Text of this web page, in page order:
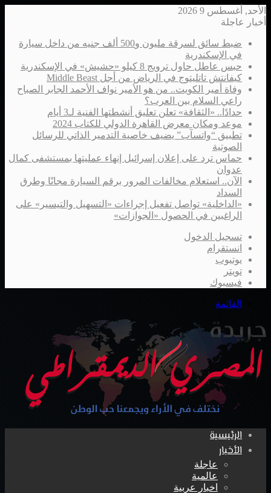
الأحد, أغسطس 9 2026
أخبار عاجلة
ضبط سائق لسرقة مليون و500 ألف جنيه من داخل سيارة
في الإسكندرية
حبس عاطل حاول ترويج 8 كيلو «حشيش» في الإسكندرية
كيفانتش تاتليتوج في الرياض من أجل Middle Beast
وفاة أمير الكويت.. من هو الأمير نواف الأحمد الجابر الصباح
راعي السلام بين العرب؟
حدادًا.. «الثقافة» تعلن تعليق أنشطتها الفنية لـ3 أيام
موعد ومكان معرض القاهرة الدولي للكتاب 2024
تطبيق “واتسآب” يضيف خاصية التدمير الذاتي للرسائل
الصوتية
حماس ترد على إعلان إسرائيل إنهاء عمليتها بمستشفى كمال
عدوان
الآن.. استعلام مخالفات المرور برقم السيارة مجانًا وطرق
السداد
«الداخلية» تواصل تفعيل إجراءات «التسهيل والتيسير» على
الراغبين في الحصول «الجوازات»
تسجيل الدخول
انستقرام
يوتيوب
تويتر
فيسبوك
القائمة
الرئيسية
الأخبار
عاجلة
عالمية
اخبار عربية